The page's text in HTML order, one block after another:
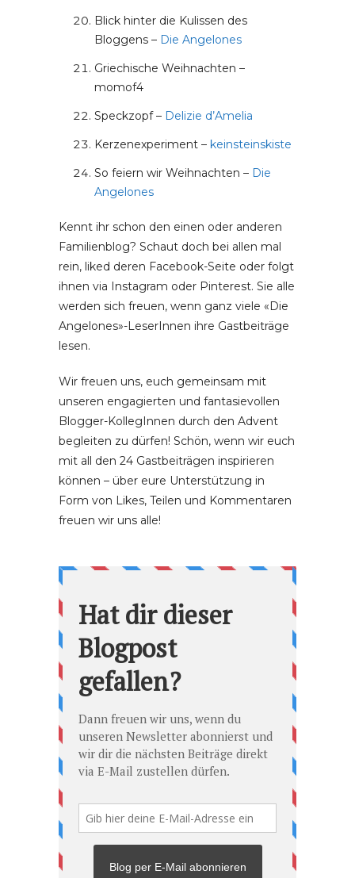
Blick hinter die Kulissen des
Bloggens – Die Angelones
Griechische Weihnachten –
momof4
Speckzopf – Delizie d’Amelia
Kerzenexperiment – keinsteinskiste
So feiern wir Weihnachten – Die
Angelones
Kennt ihr schon den einen oder anderen
Familienblog? Schaut doch bei allen mal
rein, liked deren Facebook-Seite oder folgt
ihnen via Instagram oder Pinterest. Sie alle
werden sich freuen, wenn ganz viele «Die
Angelones»-LeserInnen ihre Gastbeiträge
lesen.
Wir freuen uns, euch gemeinsam mit
unseren engagierten und fantasievollen
Blogger-KollegInnen durch den Advent
begleiten zu dürfen! Schön, wenn wir euch
mit all den 24 Gastbeiträgen inspirieren
können – über eure Unterstützung in
Form von Likes, Teilen und Kommentaren
freuen wir uns alle!